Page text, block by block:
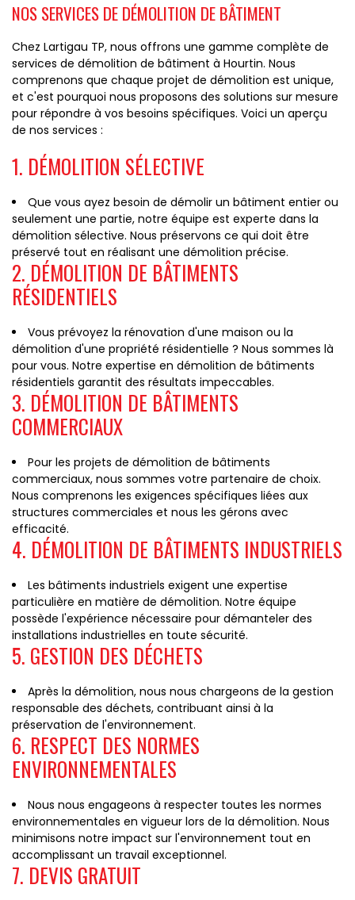
NOS SERVICES DE DÉMOLITION DE BÂTIMENT
Chez Lartigau TP, nous offrons une gamme complète de
services de démolition de bâtiment à Hourtin. Nous
comprenons que chaque projet de démolition est unique,
et c'est pourquoi nous proposons des solutions sur mesure
pour répondre à vos besoins spécifiques. Voici un aperçu
de nos services :
1. DÉMOLITION SÉLECTIVE
Que vous ayez besoin de démolir un bâtiment entier ou
seulement une partie, notre équipe est experte dans la
démolition sélective. Nous préservons ce qui doit être
préservé tout en réalisant une démolition précise.
2. DÉMOLITION DE BÂTIMENTS
RÉSIDENTIELS
Vous prévoyez la rénovation d'une maison ou la
démolition d'une propriété résidentielle ? Nous sommes là
pour vous. Notre expertise en démolition de bâtiments
résidentiels garantit des résultats impeccables.
3. DÉMOLITION DE BÂTIMENTS
COMMERCIAUX
Pour les projets de démolition de bâtiments
commerciaux, nous sommes votre partenaire de choix.
Nous comprenons les exigences spécifiques liées aux
structures commerciales et nous les gérons avec
efficacité.
4. DÉMOLITION DE BÂTIMENTS INDUSTRIELS
Les bâtiments industriels exigent une expertise
particulière en matière de démolition. Notre équipe
possède l'expérience nécessaire pour démanteler des
installations industrielles en toute sécurité.
5. GESTION DES DÉCHETS
Après la démolition, nous nous chargeons de la gestion
responsable des déchets, contribuant ainsi à la
préservation de l'environnement.
6. RESPECT DES NORMES
ENVIRONNEMENTALES
Nous nous engageons à respecter toutes les normes
environnementales en vigueur lors de la démolition. Nous
minimisons notre impact sur l'environnement tout en
accomplissant un travail exceptionnel.
7. DEVIS GRATUIT